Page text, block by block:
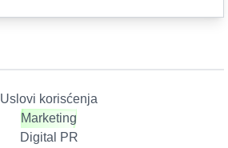
Uslovi korisćenja
Marketing
Digital PR